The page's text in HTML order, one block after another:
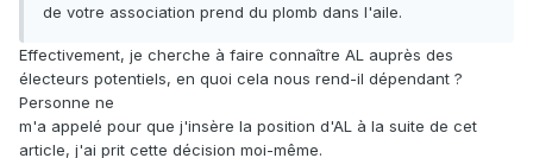
de votre association prend du plomb dans l'aile.
Effectivement, je cherche à faire connaître AL auprès des
électeurs potentiels, en quoi cela nous rend-il dépendant ?
Personne ne
m'a appelé pour que j'insère la position d'AL à la suite de cet
article, j'ai prit cette décision moi-même.